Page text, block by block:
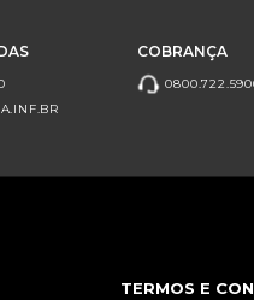
COBRANÇA
TERMOS E